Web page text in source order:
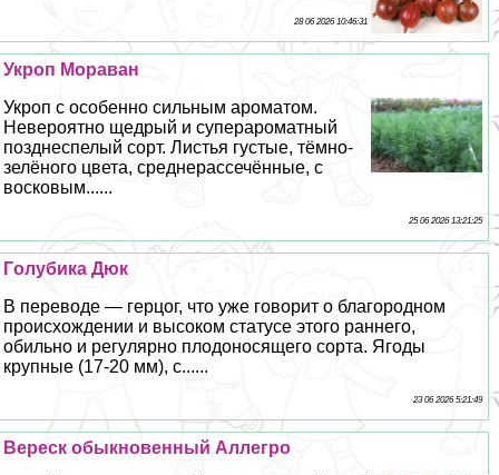
28 06 2026 10:46:31
Укроп Мораван
Укроп с особенно сильным ароматом.
Невероятно щедрый и суперароматный
позднеспелый сорт. Листья густые, тёмно-
зелёного цвета, среднерассечённые, с
восковым......
25 06 2026 13:21:25
Гoлyбика Дюк
В переводе — герцог, что уже говорит о благородном
происхождении и высоком статусе этого раннего,
обильно и регулярно плодоносящего сорта. Ягоды
крупные (17-20 мм), с......
23 06 2026 5:21:49
Вереск обыкновенный Аллегро